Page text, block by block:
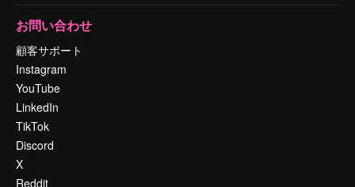
お問い合わせ
顧客サポート
Instagram
YouTube
LinkedIn
TikTok
Discord
X
Reddit